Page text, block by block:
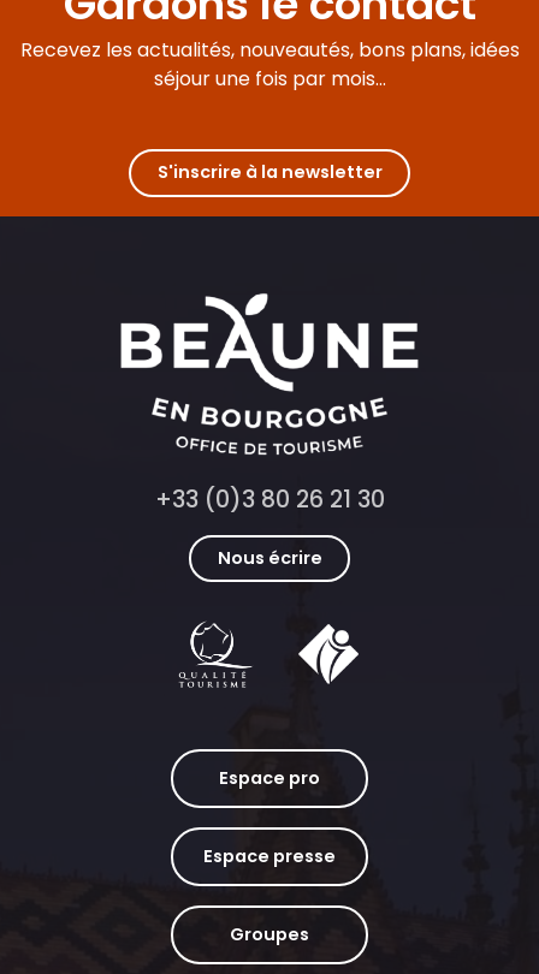
Recevez les actualités, nouveautés, bons plans, idées
séjour une fois par mois...
S'inscrire à la newsletter
+33 (0)3 80 26 21 30
Nous écrire
Espace pro
Espace presse
Groupes